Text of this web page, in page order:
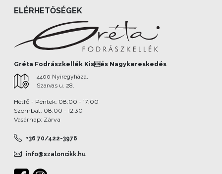
ELÉRHETŐSÉGEK
Gréta Fodrászkellék Kisés Nagykereskedés
4400 Nyíregyháza,
Szarvas u. 28.
Hétfő - Péntek: 08:00 - 17:00
Szombat: 08:00 - 12:30
Vasárnap: Zárva
+36 70/422-3976
info@szaloncikk.hu